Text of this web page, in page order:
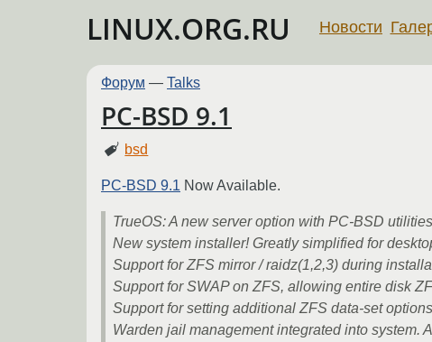
LINUX.ORG.RU Новости
Форум — Talks
PC-BSD 9.1
bsd
PC-BSD 9.1 Now Available.
TrueOS: A new server option with PC-BSD
New system installer! Greatly simplified for
Support for ZFS mirror / raidz(1,2,3) during
Support for SWAP on ZFS, allowing entire disk
Support for setting additional ZFS data-set
Warden jail management integrated into system.